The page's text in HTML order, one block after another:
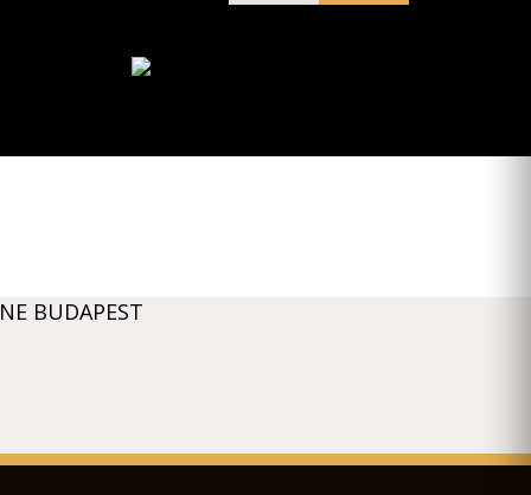
BUDAPEST